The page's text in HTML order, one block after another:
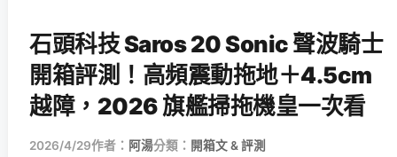
石頭科技 Saros 20 Sonic 聲波騎士
開箱評測！高頻震動拖地＋4.5cm
越障，2026 旗艦掃拖機皇一次看
2026/4/29作者： 阿湯分類： 開箱文 & 評測